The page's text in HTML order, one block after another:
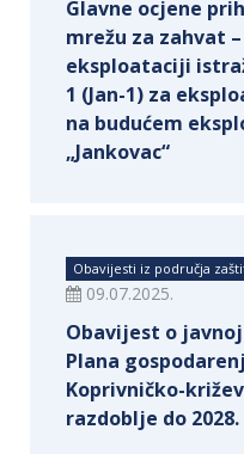
Glavne ocjene
mrežu za zahvat
eksploataciji
1 (Jan-1) za
na budućem
„Jankovac“
Obavijesti iz područja
09.07.2025.
Obavijest o
Plana
Koprivničko-
razdoblje do